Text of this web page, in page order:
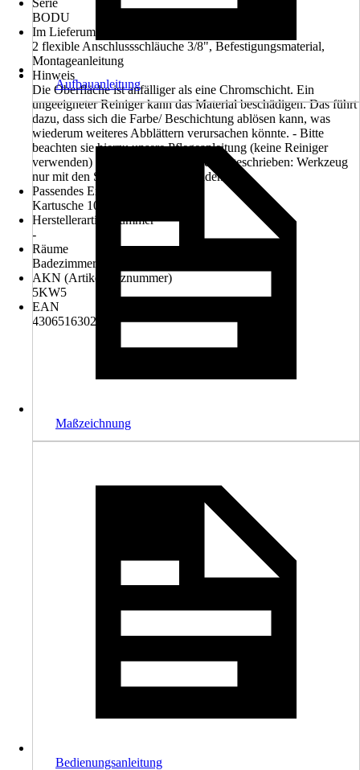
Serie
BODU
Im Lieferumfang enthalten
2 flexible Anschlussschläuche 3/8", Befestigungsmaterial,
Montageanleitung
Hinweis
Die Oberfläche ist anfälliger als eine Chromschicht. Ein
ungeeigneter Reiniger kann das Material beschädigen. Das führt
dazu, dass sich die Farbe/ Beschichtung ablösen kann, was
wiederum weiteres Abblättern verursachen könnte. - Bitte
beachten sie hierzu unsere Pflegeanleitung (keine Reiniger
verwenden) - Bei der Montage wie vorgeschrieben: Werkzeug
nur mit den Schutzbacken verwenden!
Passendes Ersatzteil
Kartusche 10678035
Herstellerartikelnummer
-
Räume
Badezimmer, Gäste-WC
AKN (Artikelkurznummer)
5KW5
EAN
4306516302369
Aufbauanleitung
Maßzeichnung
Bedienungsanleitung